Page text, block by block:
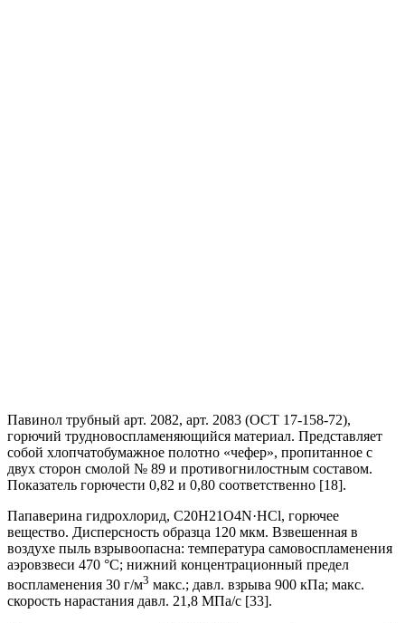
Павинол трубный арт. 2082, арт. 2083 (ОСТ 17-158-72),
горючий трудновоспламеняющийся материал. Представляет
собой хлопчатобумажное полотно «чефер», пропитанное с
двух сторон смолой № 89 и противогнилостным составом.
Показатель горючести 0,82 и 0,80 соответственно [18].
Папаверина гидрохлорид, C20H21O4N·HCl, горючее
вещество. Дисперсность образца 120 мкм. Взвешенная в
воздухе пыль взрывоопасна: температура самовоспламенения
аэровзвеси 470 °С; нижний концентрационный предел
воспламенения 30 г/м3 макс.; давл. взрыва 900 кПа; макс.
скорость нарастания давл. 21,8 МПа/с [33].